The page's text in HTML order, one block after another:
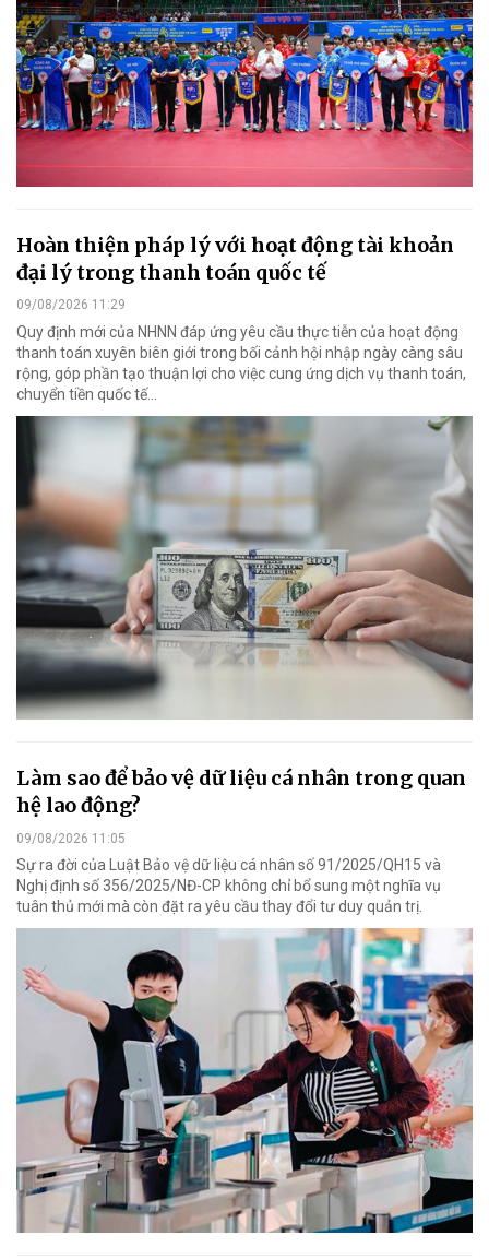
Hoàn thiện pháp lý với hoạt động tài khoản
đại lý trong thanh toán quốc tế
09/08/2026 11:29
Quy định mới của NHNN đáp ứng yêu cầu thực tiễn của hoạt động
thanh toán xuyên biên giới trong bối cảnh hội nhập ngày càng sâu
rộng, góp phần tạo thuận lợi cho việc cung ứng dịch vụ thanh toán,
chuyển tiền quốc tế...
Làm sao để bảo vệ dữ liệu cá nhân trong quan
hệ lao động?
09/08/2026 11:05
Sự ra đời của Luật Bảo vệ dữ liệu cá nhân số 91/2025/QH15 và
Nghị định số 356/2025/NĐ-CP không chỉ bổ sung một nghĩa vụ
tuân thủ mới mà còn đặt ra yêu cầu thay đổi tư duy quản trị.